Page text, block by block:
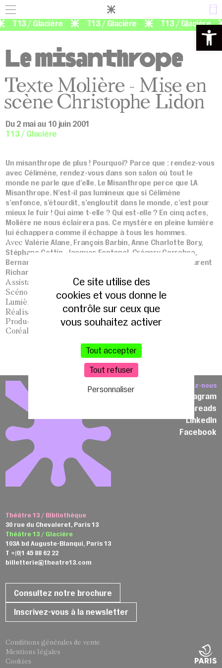
Ouvrir
T13 / Glacière T13 / Glacière T13 / Glacière
Le misanthrope
Texte Molière - Mise en
scène Christophe Lidon
Du 2 mai au 10 juin 2001
T13 / Glacière
Un misanthrope de plus ! Pourquoi? Parce que : rendez-vous
avec Célimène, rendez-vous dans son salon où tout le
monde ne parle que d’elle. Le Misanthrope perce que LA
Misanthrope. N’est-il pas lumineux que si Célimène
s’enfonce, s’étourdit, s’engloutit dans le monde, c’est pour
mieux le fuir ! Qui aime t-elle ? Qui est-elle ? En cinq actes,
Molière ne nous éclairera pas. Ce mystère en pleine lumière
lui échappera comme il échappe à tous les hommes.
Avec Valérie Alane, François Barbin, Anne Charlotte Bory,
Stéphane Cottin, Jacques Fontanel, Grégory Gerreboo,
Bernard Malaka, Emmanuelle Marquis, Marie Perrin, Laurent
Richard
Assistant mise en scèneLaurent Schneider
Scénographie Christophe Lidon
Lumières Marie Hélène Pinon
Réalisation sonoreJean-Luc Ristord
Production La Nuit et le Moment Théâtre
Coréalisation Théâtre 13
Théâtre 13 / Bibliothèque
30 rue du Chevaleret, Paris 13
Théâtre 13 / Glacière
103A bd Auguste-Blanqui, Paris 13
T +(0)1 45 88 62 22
billetterie@theatre13.com
Consultez notre brochure
Inscrivez-vous à la newsletter
Conditions générales de vente
Mentions légales
Cookies
Suivez-nous
Instagram
Threads
LinkedIn
Facebook
Panneau de gestion des cookies
Ce site utilise des
cookies et vous donne le
contrôle sur ceux que
vous souhaitez activer
Tout accepter
Tout refuser
Personnaliser